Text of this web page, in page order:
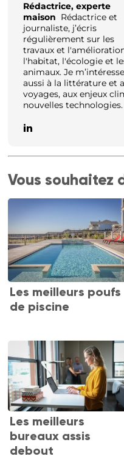
Rédactrice, experte
maison Rédactrice et
journaliste, j’écris
régulièrement sur les
travaux et
l'habitat, l'écologie et
animaux. Je m’intéresse
aussi à la littérature et
voyages, aux enjeux
nouvelles technologies.
Vous souhaitez
Les meilleurs poufs
de piscine
Les meilleurs
bureaux assis
debout